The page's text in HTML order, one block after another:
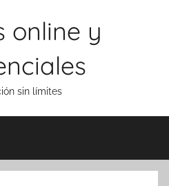
online y
sin límites